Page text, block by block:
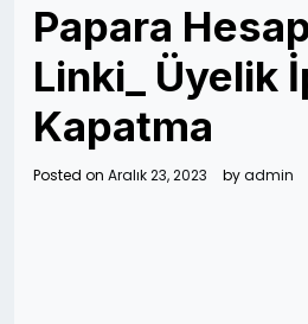
Papara
Linki_ Üyelik
Kapatma
Posted on Aralık 23, 2023 byadmin